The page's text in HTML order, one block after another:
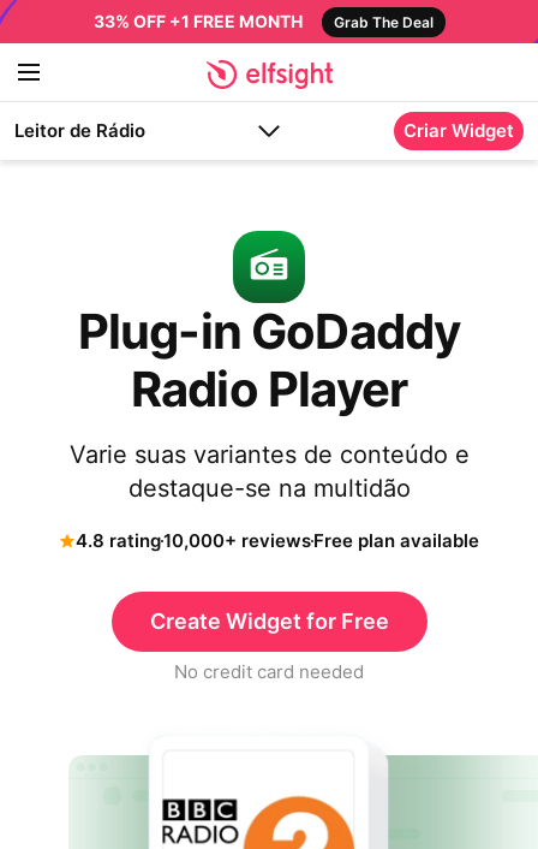
33% OFF +1 FREE MONTH Grab The Deal
Leitor de Rádio Criar Widget
Plug-in GoDaddy
Radio Player
Varie suas variantes de conteúdo e
destaque-se na multidão
4.8 rating10,000+ reviewsFree plan available
Create Widget for Free
No credit card needed